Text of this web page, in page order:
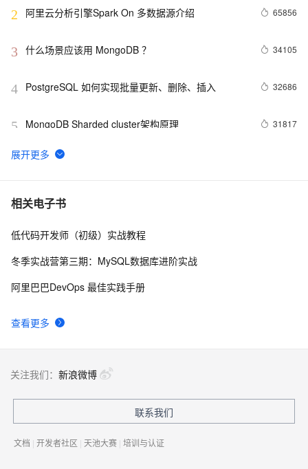
2 阿里云分析引擎Spark On 多数据源介绍 65856
3 什么场景应该用 MongoDB ？ 34105
4 PostgreSQL 如何实现批量更新、删除、插入 32686
5 MongoDB Sharded cluster架构原理 31817
6 在Docker上玩转PostgreSQL -- Mac篇
7 PostgreSQL upsert功能(insert on conflict do)的用法
8 Linux 性能诊断 perf使用指南
相关电子书
查看更多
低代码开发师（初级）实战教程
冬季实战营第三期：MySQL数据库进阶实战
阿里巴巴DevOps 最佳实践手册
关注我们： 新浪微博
联系我们
文档 | 开发者社区 | 天池大赛 | 培训与认证